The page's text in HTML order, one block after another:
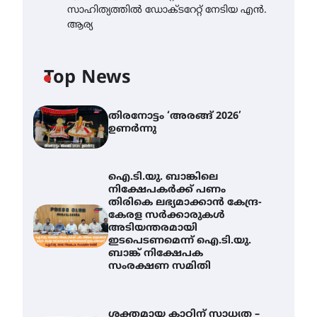
സാഹിത്യത്തിൽ ഡോക്ടറേറ്റ് നേടിയ എൻ.
ആര്യ
Top News
തിരനോട്ടം ‘അരങ്ങ് 2026’
ഉണർന്നു
ഐ.ടി.യു. ബാങ്കിലെ
നിക്ഷേപകർക്ക് പണം
തിരികെ ലഭ്യമാക്കാൻ കേന്ദ്ര-
കേരള സർക്കാരുകൾ
അടിയന്തരമായി
ഇടപെടണമെന്ന് ഐ.ടി.യു.
ബാങ്ക് നിക്ഷേപക
സംരക്ഷണ സമിതി